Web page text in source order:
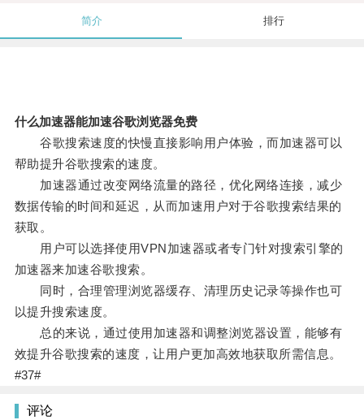
简介 排行
什么加速器能加速谷歌浏览器免费
谷歌搜索速度的快慢直接影响用户体验，而加速器可以
帮助提升谷歌搜索的速度。
加速器通过改变网络流量的路径，优化网络连接，减少
数据传输的时间和延迟，从而加速用户对于谷歌搜索结果的
获取。
用户可以选择使用VPN加速器或者专门针对搜索引擎的
加速器来加速谷歌搜索。
同时，合理管理浏览器缓存、清理历史记录等操作也可
以提升搜索速度。
总的来说，通过使用加速器和调整浏览器设置，能够有
效提升谷歌搜索的速度，让用户更加高效地获取所需信息。
#37#
评论